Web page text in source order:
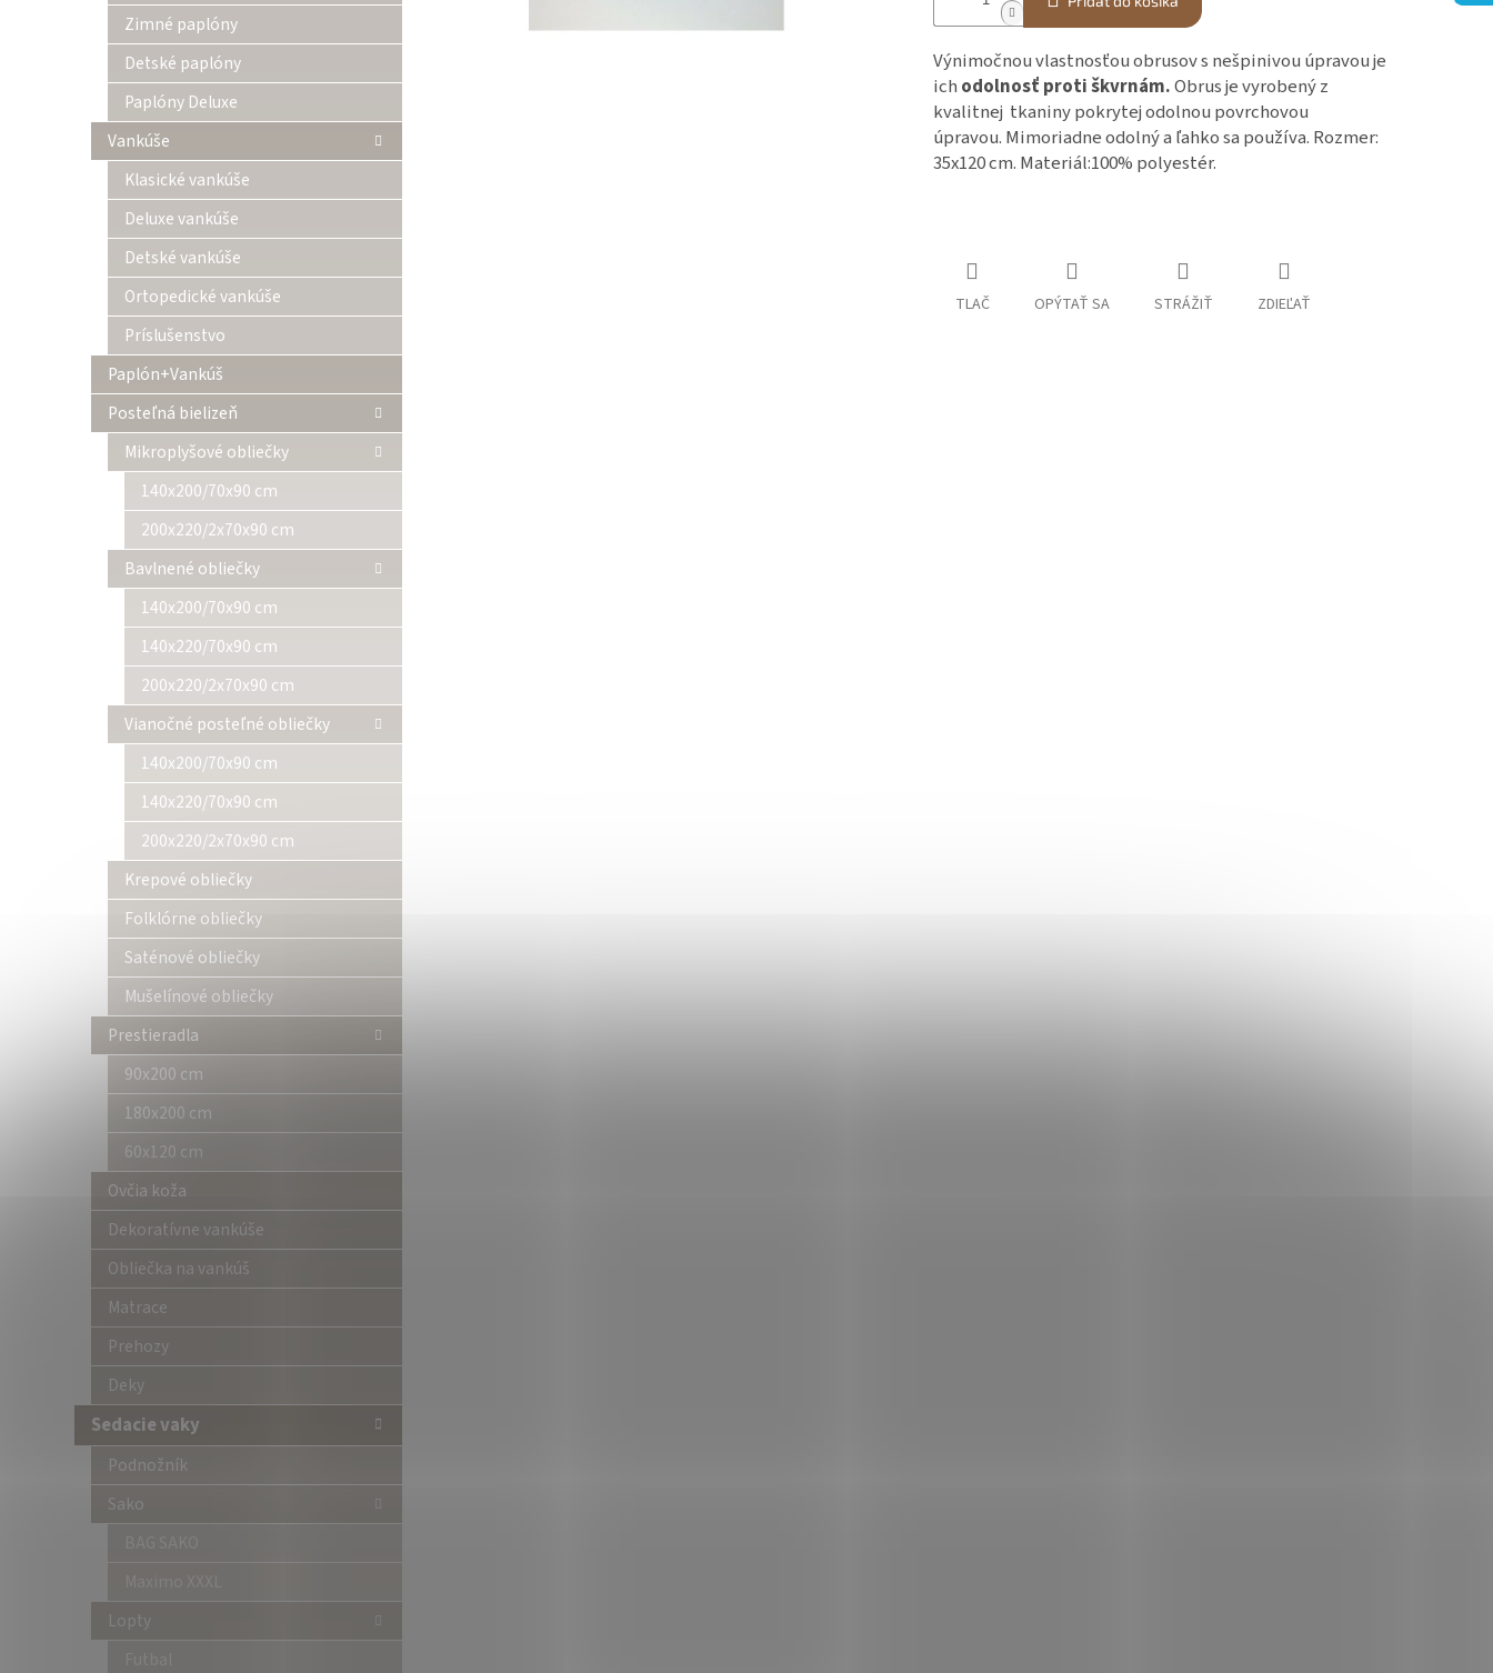
Zimné paplóny
Detské paplóny
Paplóny Deluxe
Vankúše
Klasické vankúše
Deluxe vankúše
Detské vankúše
Ortopedické vankúše
Príslušenstvo
Paplón+Vankúš
Posteľná bielizeň
Mikroplyšové obliečky
140x200/70x90 cm
200x220/2x70x90 cm
Bavlnené obliečky
140x200/70x90 cm
140x220/70x90 cm
200x220/2x70x90 cm
Vianočné posteľné obliečky
140x200/70x90 cm
140x220/70x90 cm
200x220/2x70x90 cm
Krepové obliečky
Folklórne obliečky
Saténové obliečky
Mušelínové obliečky
Prestieradla
90x200 cm
180x200 cm
60x120 cm
Ovčia koža
Dekoratívne vankúše
Obliečka na vankúš
Matrace
Prehozy
Deky
Sedacie vaky
Podnožník
Sako
Lopty
Výnimočnou vlastnosťou obrusov s nešpinivou úpravou je
ich odolnosť proti škvrnám.Obrus je vyrobený z
kvalitnej tkaniny pokrytej odolnou povrchovou
úpravou. Mimoriadne odolný a ľahko sa používa. Rozmer:
35x120 cm. Materiál:100% polyestér.
TLAČ OPÝTAŤ SA STRÁŽIŤ ZDIEĽAŤ